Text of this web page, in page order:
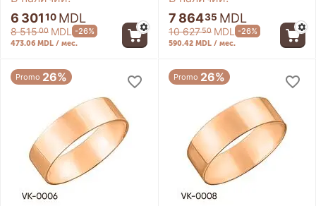
6 301 10 MDL
8 51500 MDL -26%
473.06 MDL / мес.
7 86435 MDL
10 62750 MDL -26%
590.42 MDL / мес.
Promo 26% Promo 26%